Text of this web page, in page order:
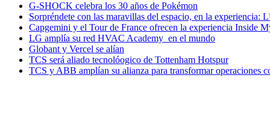
G-SHOCK celebra los 30 años de Pokémon
Sorpréndete con las maravillas del espacio, en la experiencia:
Capgemini y el Tour de France ofrecen la experiencia Inside
LG amplía su red HVAC Academy en el mundo
Globant y Vercel se alían
TCS será aliado tecnolóogico de Tottenham Hotspur
TCS y ABB amplían su alianza para transformar operaciones